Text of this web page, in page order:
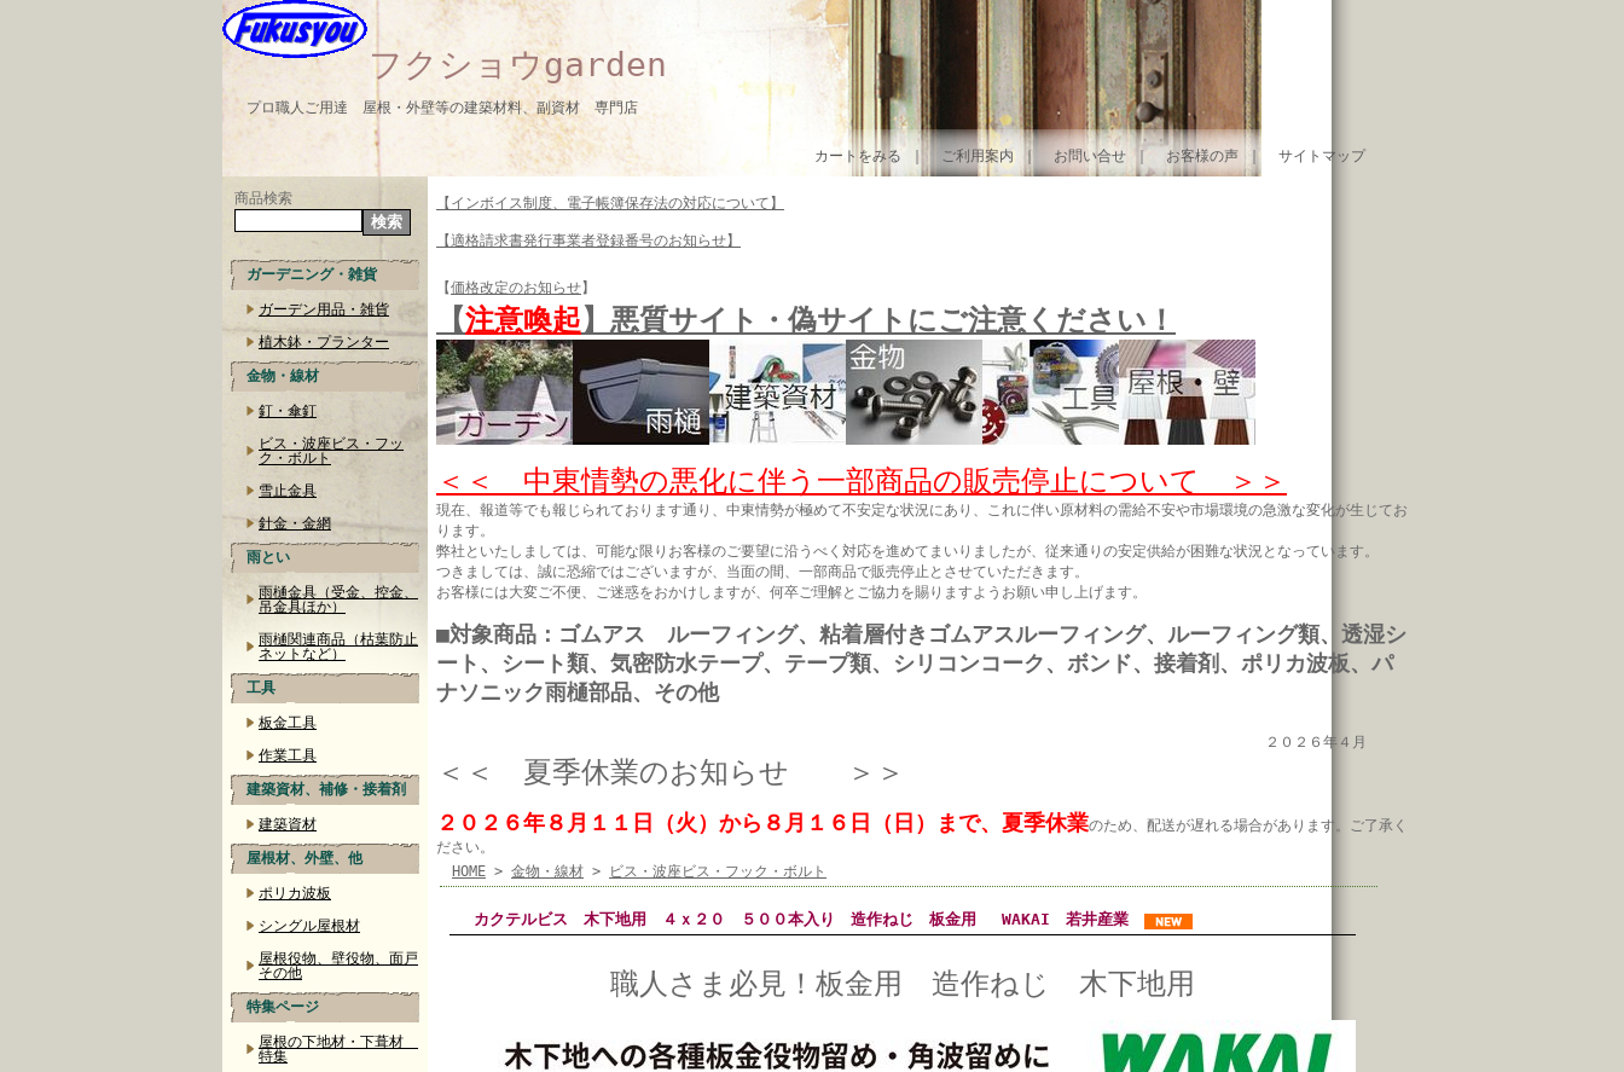
フクショウgarden
プロ職人ご用達 屋根・外壁等の建築材料、副資材 専門店
カートをみる ご利用案内 お問い合せ ｜ お客様の声 サイトマップ
商品検索
ガーデニング・雑貨
ガーデン用品・雑貨
植木鉢・プランター
金物・線材
釘・傘釘
ビス・波座ビス・フッ
ク・ボルト
雪止金具
針金・金網
雨とい
雨樋金具（受金、控金、
吊金具ほか）
雨樋関連商品（枯葉防止
ネットなど）
工具
板金工具
作業工具
建築資材、補修・接着剤
建築資材
屋根材、外壁、他
ポリカ波板
シングル屋根材
屋根役物、壁役物、面戸
その他
特集ページ
屋根の下地材・下葺材
特集
【インボイス制度、電子帳簿保存法の対応について】
【適格請求書発行事業者登録番号のお知らせ】
【価格改定のお知らせ】
【注意喚起】悪質サイト・偽サイトにご注意ください！
＜＜ 中東情勢の悪化に伴う一部商品の販売停止について ＞＞
現在、報道等でも報じられております通り、中東情勢が極めて不安定な状況にあり、これに伴い原材料の需給不安や市場環境の急激な変化が生じてお
ります。
弊社といたしましては、可能な限りお客様のご要望に沿うべく対応を進めてまいりましたが、従来通りの安定供給が困難な状況となっています。
つきましては、誠に恐縮ではございますが、当面の間、一部商品で販売停止とさせていただきます。
お客様には大変ご不便、ご迷惑をおかけしますが、何卒ご理解とご協力を賜りますようお願い申し上げます。
■対象商品：ゴムアス ルーフィング、粘着層付きゴムアスルーフィング、ルーフィング類、透湿シ
ート、シート類、気密防水テープ、テープ類、シリコンコーク、ボンド、接着剤、ポリカ波板、パ
ナソニック雨樋部品、その他
２０２６年４月
＜＜ 夏季休業のお知らせ ＞＞
２０２６年８月１１日（火）から８月１６日（日）まで、夏季休業のため、配送が遅れる場合があります。ご了承く
ださい。
HOME > 金物・線材 > ビス・波座ビス・フック・ボルト
カクテルビス 木下地用 ４ｘ２０ ５００本入り 造作ねじ 板金用 WAKAI 若井産業
職人さま必見！板金用 造作ねじ 木下地用